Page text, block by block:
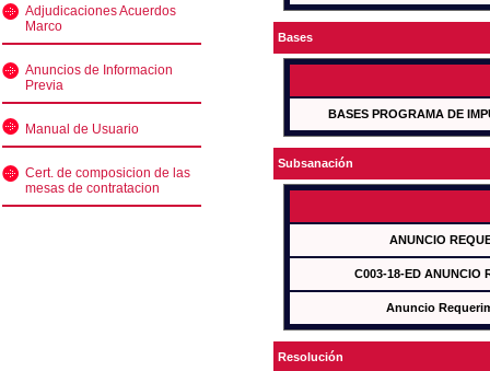
Adjudicaciones Acuerdos
Marco
Anuncios de Informacion
Previa
Manual de Usuario
Cert. de composicion de las
mesas de contratacion
Bases
BASES PROGRAMA DE
Subsanación
ANUNCIO
C003-18-ED ANUNCIO
Anuncio
Resolución